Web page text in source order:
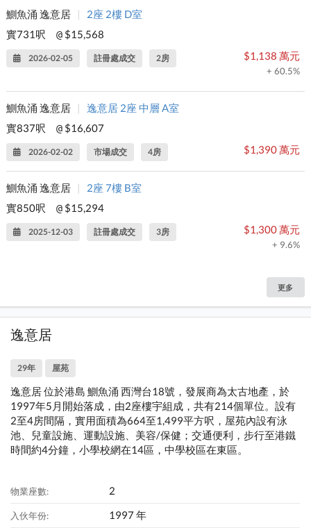
鰂魚涌 逸意居 |
2座 2樓 D室
實731呎
@ $15,568
2026-02-05 註冊處成交 2房 $1,138 萬元
+ 60.5%
鰂魚涌 逸意居 |
逸意居 2座 中層 A室
實837呎
@ $16,607
2026-02-02 市場成交 4房 $1,390 萬元
鰂魚涌 逸意居 |
2座 7樓 B室
實850呎
@ $15,294
2025-12-03 註冊處成交 3房 $1,300 萬元
+ 9.6%
更多
逸意居
29年 屋苑
逸意居 位於港島 鰂魚涌 西灣台18號，發展商為太古地產，於
1997年5月開始落成，由2座樓宇組成，共有214個單位。設有
2至4房間隔，實用面積為664至1,499平方呎，屋苑內設有泳
池、兒童設施、運動設施、美容/保健；交通便利，步行至港鐵
時間約4分鐘，小學校網在14區，中學校區在東區。
物業座數: 2
入伙年份: 1997 年